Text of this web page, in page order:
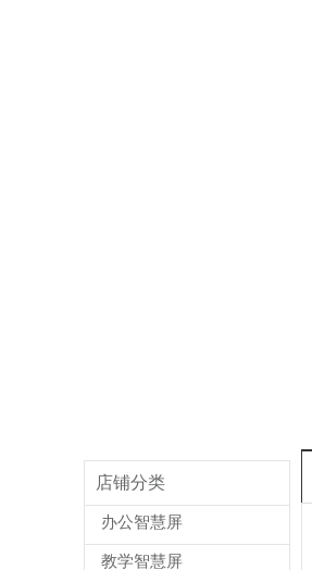
店铺分类
办公智慧屏
教学智慧屏